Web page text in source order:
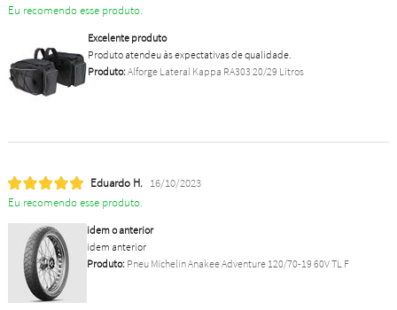
Eu recomendo esse produto.
Excelente produto
Produto atendeu às expectativas de qualidade.
Produto:Alforge Lateral Kappa RA303 20/29 Litros
Eduardo H. 16/10/2023
Eu recomendo esse produto.
idem o anterior
idem anterior
Produto:Pneu Michelin Anakee Adventure 120/70-19 60V TL F